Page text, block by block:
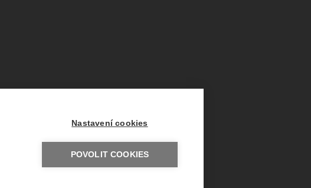
Nastavení cookies
POVOLIT COOKIES